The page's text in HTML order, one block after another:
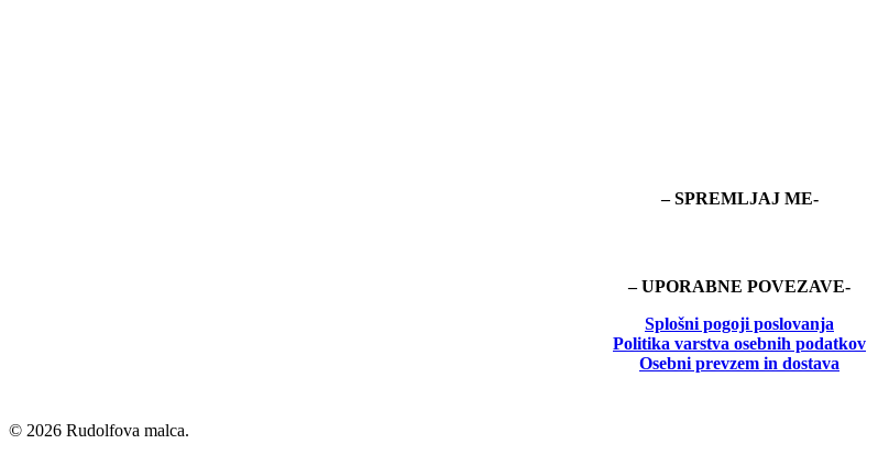
– SPREMLJAJ ME-
– UPORABNE POVEZAVE-
Splošni pogoji poslovanja
Politika varstva osebnih podatkov
Osebni prevzem in dostava
© 2026 Rudolfova malca.